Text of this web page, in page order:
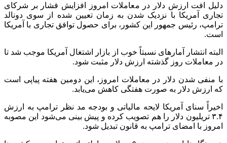
دلیل افت ارزش دلار در معاملات امروز افزایش فشار بر شرکای
تجاری آمریکا با نزدیک شدن به زمان تعیین شده از سوی دونالد
ترامپ، رئیس جمهور این کشور، برای حصول توافق تجاری با آمریکا
است.
البته انتشار آمارهای نسبتاً خوب از بازار اشتغال آمریکا موجب شد تا
در معاملات روز گذشته ارزش دلار مثبت شود.
با منفی شدن دلار در معاملات امروز، این دومین هفته پیاپی است
که ارزش دلار به صورت هفتگی کاهش می‌یابد.
اخیراً سنای آمریکا لایحه مالیاتی و بودجه مد نظر ترامپ به ارزش
۳.۴ تریلیون دلار را هم تصویب کرده و پیش بینی می‌شود این مصوبه
امروز با امضای ترامپ به قانون تبدیل شود.